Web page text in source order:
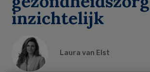
inzichtelijk
Laura van Elst